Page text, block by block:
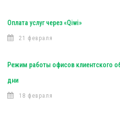
Оплата услуг через «Qiwi»
21 февраля
Режим работы офисов клиентского
дни
18 февраля